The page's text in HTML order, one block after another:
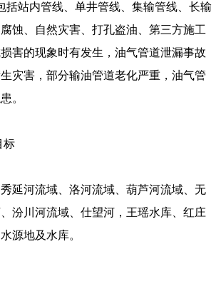
括站内管线、单井管线、集输管线、长输
蚀、自然灾害、打孔盗油、第三方施工
害的现象时有发生，油气管道泄漏事故
灾害，部分输油管道老化严重，油气管
。
标
延河流域、洛河流域、葫芦河流域、无
汾川河流域、仕望河，王瑶水库、红庄
源地及水库。